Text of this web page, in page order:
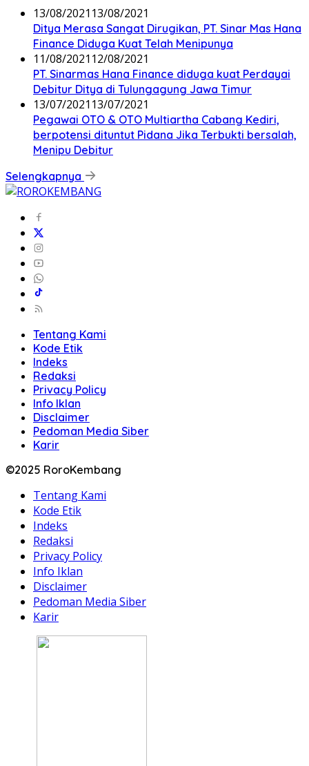
13/08/2021 13/08/2021
Ditya Merasa Sangat Dirugikan, PT. Sinar Mas Hana
Finance Diduga Kuat Telah Menipunya
11/08/2021 12/08/2021
PT. Sinarmas Hana Finance diduga kuat Perdayai
Debitur Ditya di Tulungagung Jawa Timur
13/07/2021 13/07/2021
Pegawai OTO & OTO Multiartha Cabang Kediri,
berpotensi dituntut Pidana Jika Terbukti bersalah,
Menipu Debitur
Selengkapnya
Tentang Kami
Kode Etik
Indeks
Redaksi
Privacy Policy
Info Iklan
Disclaimer
Pedoman Media Siber
Karir
©2025 RoroKembang
Tentang Kami
Kode Etik
Indeks
Redaksi
Privacy Policy
Info Iklan
Disclaimer
Pedoman Media Siber
Karir